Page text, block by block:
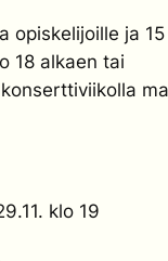
opiskelijoille ja
18 alkaen tai
klo 19